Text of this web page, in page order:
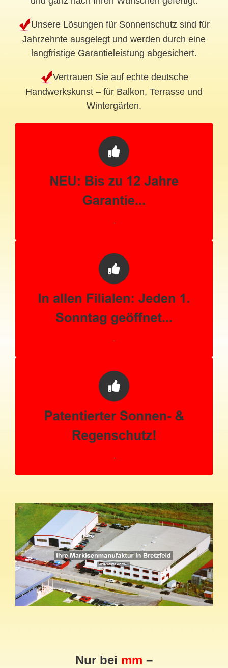
Unsere Lösungen für Sonnenschutz sind für
Jahrzehnte ausgelegt und werden durch eine
langfristige Garantieleistung abgesichert.
Vertrauen Sie auf echte deutsche
Handwerkskunst – für Balkon, Terrasse und
Wintergärten.
Nur bei mm –